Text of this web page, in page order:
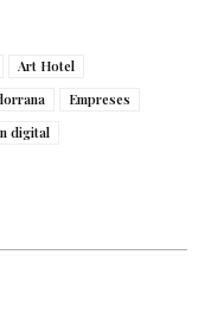
Art Hotel
Empreses
digital